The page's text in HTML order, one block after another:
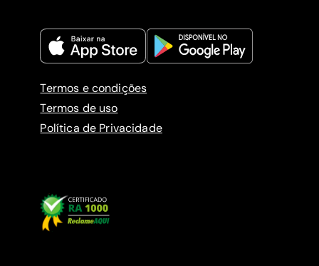
Termos e condições
Termos de uso
Política de Privacidade